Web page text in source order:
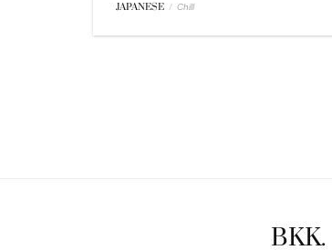
JAPANESE / Chill
BKK.